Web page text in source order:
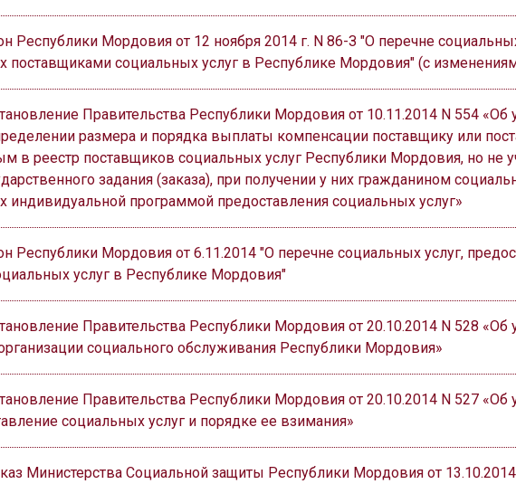
Республики Мордовия от 12 ноября 2014 г. N 86-З "О перечне
поставщиками социальных услуг в Республике Мордовия" (с
Правительства Республики Мордовия от 10.11.2014 N 554 «Об
размера и порядка выплаты компенсации поставщику или
в реестр поставщиков социальных услуг Республики Мордовия, но не
задания (заказа), при получении у них гражданином
индивидуальной программой предоставления социальных услуг»
Республики Мордовия от 6.11.2014 "О перечне социальных услуг,
услуг в Республике Мордовия"
Правительства Республики Мордовия от 20.10.2014 N 528 «Об
социального обслуживания Республики Мордовия»
Правительства Республики Мордовия от 20.10.2014 N 527
социальных услуг и порядке ее взимания»
Министерства Социальной защиты Республики Мордовия от